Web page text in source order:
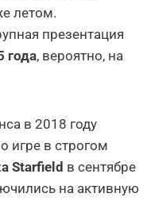
летом.
презентация
года, вероятно, на
в 2018 году
игре в строгом
Starfield в сентябре
на активную